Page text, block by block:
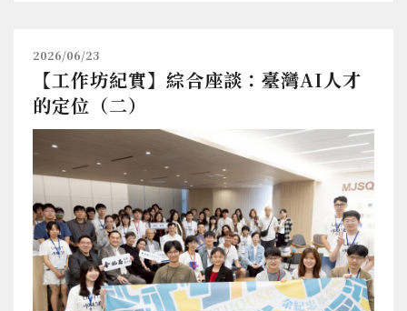
2026/06/23
【工作坊紀實】綜合座談：臺灣AI人才
的定位（二）